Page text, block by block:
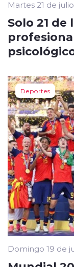
Martes 21 de
Solo 21
Deportes
Domingo 19 de